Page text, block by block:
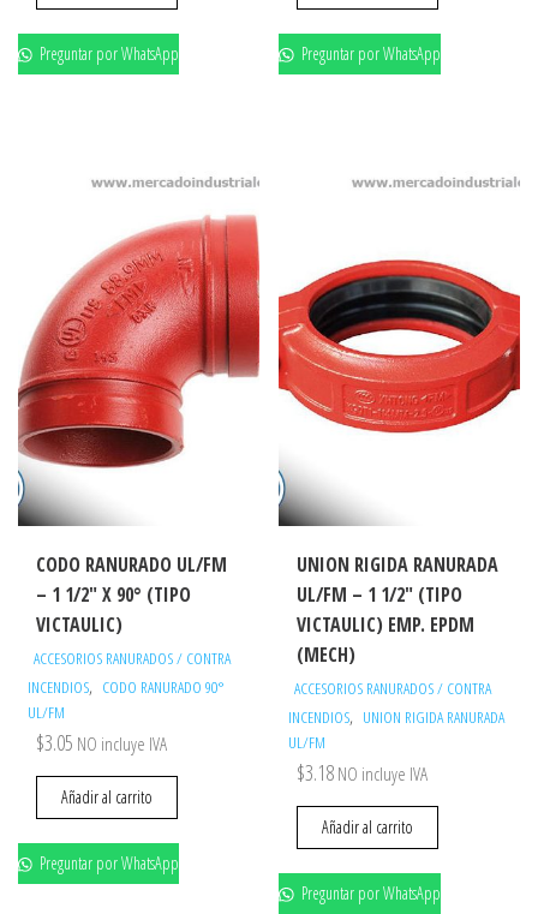
Preguntar por WhatsApp Preguntar por WhatsApp
CODO RANURADO UL/FM
– 1 1/2″ X 90° (TIPO
VICTAULIC)
ACCESORIOS RANURADOS / CONTRA
INCENDIOS, CODO RANURADO 90°
UL/FM
$3.05 NO incluye IVA
Añadir al carrito
Preguntar por WhatsApp
UNION RIGIDA RANURADA
UL/FM – 1 1/2″ (TIPO
VICTAULIC) EMP. EPDM
(MECH)
ACCESORIOS RANURADOS / CONTRA
INCENDIOS, UNION RIGIDA RANURADA
UL/FM
$3.18 NO incluye IVA
Añadir al carrito
Preguntar por WhatsApp